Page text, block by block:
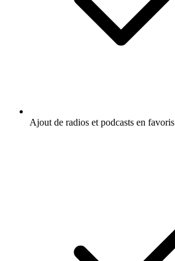
Ajout de radios et podcasts en favoris